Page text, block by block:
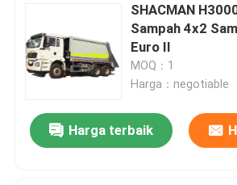
SHACMAN
Sampah 4x2
Euro II
MOQ：1
Harga：negotiable
Harga terbaik